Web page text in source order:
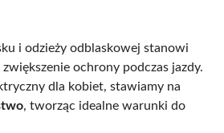
i odzieży odblaskowej stanowi
ochrony podczas jazdy.
dla kobiet, stawiamy na
, tworząc idealne warunki do